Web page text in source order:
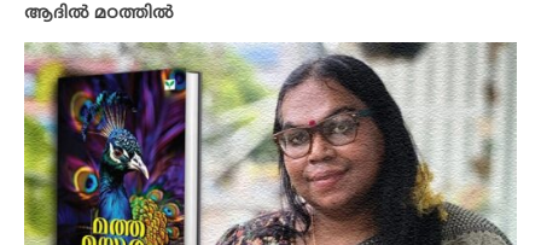
ആദിൽ മഠത്തിൽ